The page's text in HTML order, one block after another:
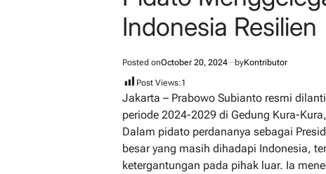
Indonesia Resilien
Posted onOctober 20, 2024 byKontributor
Post Views:1
Jakarta – Prabowo Subianto resmi
periode 2024-2029 di Gedung Kura-
Dalam pidato perdananya sebagai
besar yang masih dihadapi Indonesia,
ketergantungan pada pihak luar. Ia